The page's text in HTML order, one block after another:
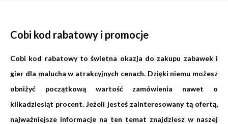
Cobi kod rabatowy i promocje
Cobi kod rabatowy to świetna okazja do zakupu zabawek i
gier dla malucha w atrakcyjnych cenach. Dzięki niemu możesz
obniżyć początkową wartość zamówienia nawet o
kilkadziesiąt procent. Jeżeli jesteś zainteresowany tą ofertą,
najważniejsze informacje na ten temat znajdziesz w naszej